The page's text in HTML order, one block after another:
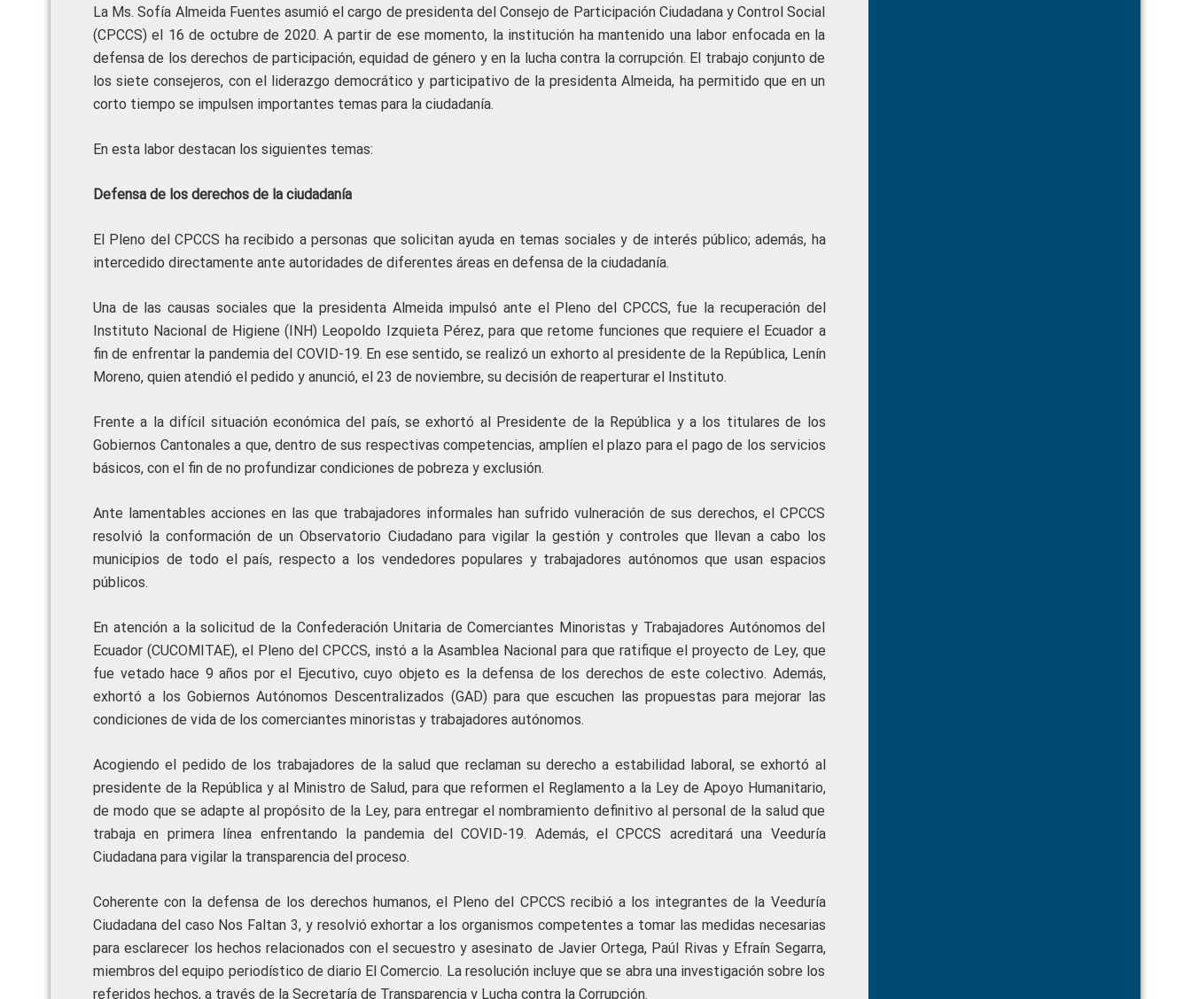
La Ms. Sofía Almeida Fuentes asumió el cargo de presidenta del Consejo de Participación Ciudadana y Control Social
(CPCCS) el 16 de octubre de 2020. A partir de ese momento, la institución ha mantenido una labor enfocada en la
defensa de los derechos de participación, equidad de género y en la lucha contra la corrupción. El trabajo conjunto de
los siete consejeros, con el liderazgo democrático y participativo de la presidenta Almeida, ha permitido que en un
corto tiempo se impulsen importantes temas para la ciudadanía.
En esta labor destacan los siguientes temas:
Defensa de los derechos de la ciudadanía
El Pleno del CPCCS ha recibido a personas que solicitan ayuda en temas sociales y de interés público; además, ha
intercedido directamente ante autoridades de diferentes áreas en defensa de la ciudadanía.
Una de las causas sociales que la presidenta Almeida impulsó ante el Pleno del CPCCS, fue la recuperación del
Instituto Nacional de Higiene (INH) Leopoldo Izquieta Pérez, para que retome funciones que requiere el Ecuador a
fin de enfrentar la pandemia del COVID-19. En ese sentido, se realizó un exhorto al presidente de la República, Lenín
Moreno, quien atendió el pedido y anunció, el 23 de noviembre, su decisión de reaperturar el Instituto.
Frente a la difícil situación económica del país, se exhortó al Presidente de la República y a los titulares de los
Gobiernos Cantonales a que, dentro de sus respectivas competencias, amplíen el plazo para el pago de los servicios
básicos, con el fin de no profundizar condiciones de pobreza y exclusión.
Ante lamentables acciones en las que trabajadores informales han sufrido vulneración de sus derechos, el CPCCS
resolvió la conformación de un Observatorio Ciudadano para vigilar la gestión y controles que llevan a cabo los
municipios de todo el país, respecto a los vendedores populares y trabajadores autónomos que usan espacios
públicos.
En atención a la solicitud de la Confederación Unitaria de Comerciantes Minoristas y Trabajadores Autónomos del
Ecuador (CUCOMITAE), el Pleno del CPCCS, instó a la Asamblea Nacional para que ratifique el proyecto de Ley, que
fue vetado hace 9 años por el Ejecutivo, cuyo objeto es la defensa de los derechos de este colectivo. Además,
exhortó a los Gobiernos Autónomos Descentralizados (GAD) para que escuchen las propuestas para mejorar las
condiciones de vida de los comerciantes minoristas y trabajadores autónomos.
Acogiendo el pedido de los trabajadores de la salud que reclaman su derecho a estabilidad laboral, se exhortó al
presidente de la República y al Ministro de Salud, para que reformen el Reglamento a la Ley de Apoyo Humanitario,
de modo que se adapte al propósito de la Ley, para entregar el nombramiento definitivo al personal de la salud que
trabaja en primera línea enfrentando la pandemia del COVID-19. Además, el CPCCS acreditará una Veeduría
Ciudadana para vigilar la transparencia del proceso.
Coherente con la defensa de los derechos humanos, el Pleno del CPCCS recibió a los integrantes de la Veeduría
Ciudadana del caso Nos Faltan 3, y resolvió exhortar a los organismos competentes a tomar las medidas necesarias
para esclarecer los hechos relacionados con el secuestro y asesinato de Javier Ortega, Paúl Rivas y Efraín Segarra,
miembros del equipo periodístico de diario El Comercio. La resolución incluye que se abra una investigación sobre los
referidos hechos, a través de la Secretaría de Transparencia y Lucha contra la Corrupción.